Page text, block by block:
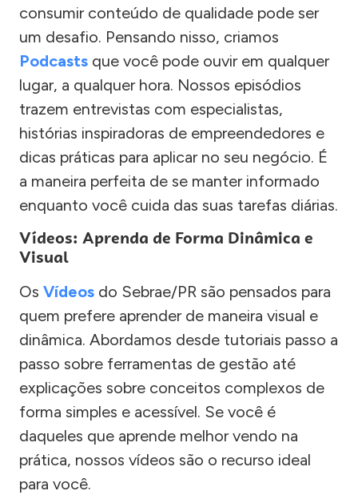
consumir conteúdo de qualidade pode ser
um desafio. Pensando nisso, criamos
Podcasts que você pode ouvir em qualquer
lugar, a qualquer hora. Nossos episódios
trazem entrevistas com especialistas,
histórias inspiradoras de empreendedores e
dicas práticas para aplicar no seu negócio. É
a maneira perfeita de se manter informado
enquanto você cuida das suas tarefas diárias.
Vídeos: Aprenda de Forma Dinâmica e
Visual
Os Vídeos do Sebrae/PR são pensados para
quem prefere aprender de maneira visual e
dinâmica. Abordamos desde tutoriais passo a
passo sobre ferramentas de gestão até
explicações sobre conceitos complexos de
forma simples e acessível. Se você é
daqueles que aprende melhor vendo na
prática, nossos vídeos são o recurso ideal
para você.